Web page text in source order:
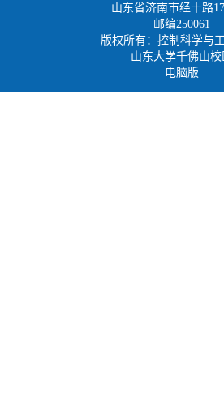
山东省济南市经十路
邮编250061
版权所有：控制科学与
山东大学千佛山校
电脑版